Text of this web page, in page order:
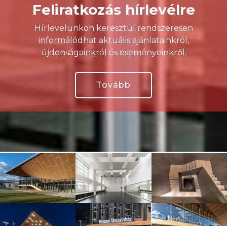
Feliratkozás hírlevélre
Hírlevelünkön keresztül rendszeresen
informálódhat aktuális ajánlatainkról,
újdonságainkról és eseményeinkről.
Tovább